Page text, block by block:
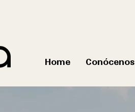
Home Conócenos